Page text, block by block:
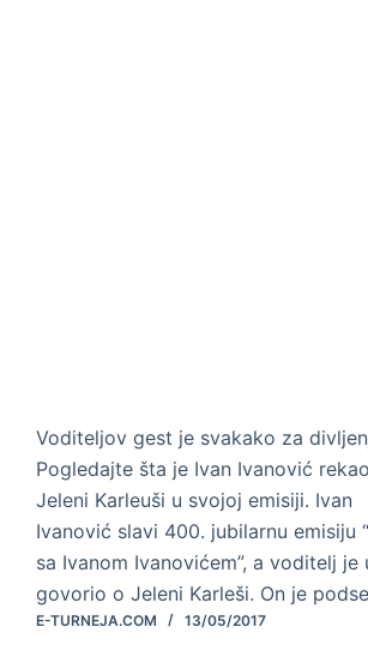
Voditeljov gest je svakako za
Pogledajte šta je Ivan Ivanović
Jeleni Karleuši u svojoj emisiji. Ivan
Ivanović slavi 400. jubilarnu emisiju
sa Ivanom Ivanovićem”, a voditelj je
govorio o Jeleni Karleši. On je
E-TURNEJA.COM 13/05/2017